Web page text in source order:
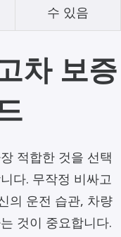
수 있음
차 보증
적합한 것을 선택
다. 무작정 비싸고
의 운전 습관, 차량
것이 중요합니다.